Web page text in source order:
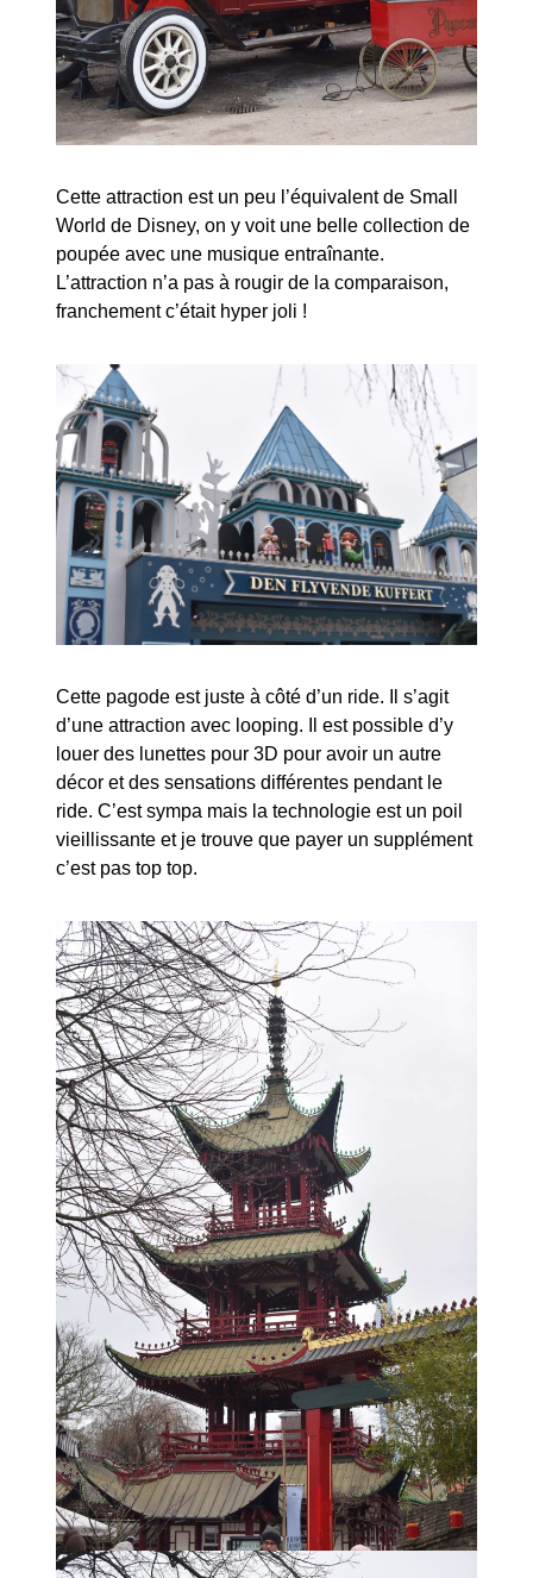
Cette attraction est un peu l’équivalent de Small
World de Disney, on y voit une belle collection de
poupée avec une musique entraînante.
L’attraction n’a pas à rougir de la comparaison,
franchement c’était hyper joli !
Cette pagode est juste à côté d’un ride. Il s’agit
d’une attraction avec looping. Il est possible d’y
louer des lunettes pour 3D pour avoir un autre
décor et des sensations différentes pendant le
ride. C’est sympa mais la technologie est un poil
vieillissante et je trouve que payer un supplément
c’est pas top top.